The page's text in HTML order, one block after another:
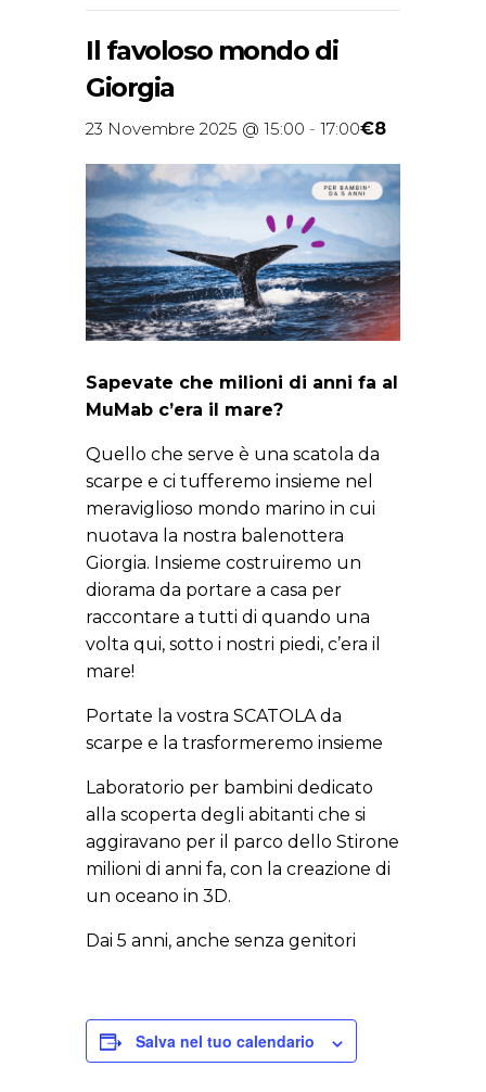
Il favoloso mondo di
Giorgia
23 Novembre 2025 @ 15:00 - 17:00€8
Sapevate che milioni di anni fa al
MuMab c’era il mare?
Quello che serve è una scatola da
scarpe e ci tufferemo insieme nel
meraviglioso mondo marino in cui
nuotava la nostra balenottera
Giorgia. Insieme costruiremo un
diorama da portare a casa per
raccontare a tutti di quando una
volta qui, sotto i nostri piedi, c’era il
mare!
Portate la vostra SCATOLA da
scarpe e la trasformeremo insieme
Laboratorio per bambini dedicato
alla scoperta degli abitanti che si
aggiravano per il parco dello Stirone
milioni di anni fa, con la creazione di
un oceano in 3D.
Dai 5 anni, anche senza genitori
Salva nel tuo calendario